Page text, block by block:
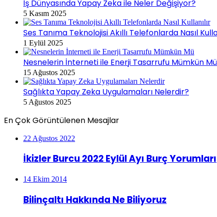
İş Dünyasında Yapay Zeka ile Neler Değişiyor?
5 Kasım 2025
Ses Tanıma Teknolojisi Akıllı Telefonlarda Nasıl
1 Eylül 2025
Nesnelerin İnterneti ile Enerji Tasarrufu Mümkün
15 Ağustos 2025
Sağlıkta Yapay Zeka Uygulamaları Nelerdir?
5 Ağustos 2025
En Çok Görüntülenen Mesajlar
22 Ağustos 2022
İkizler Burcu 2022 Eylül Ayı Burç Yorumları
14 Ekim 2014
Bilinçaltı Hakkında Ne Biliyoruz